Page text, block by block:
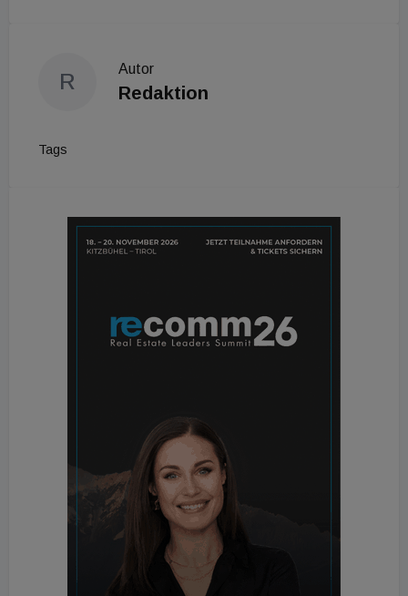
R
Autor
Redaktion
Tags